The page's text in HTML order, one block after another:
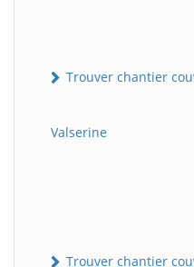
Trouver chantier
Valserine
Trouver chantier